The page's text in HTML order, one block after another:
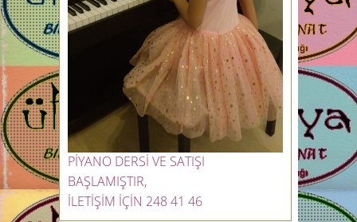
PİYANO DERSİ VE SATIŞI
BAŞLAMIŞTIR,
İLETİŞİM İÇİN 248 41 46